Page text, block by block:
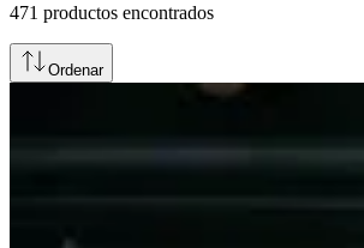
471 productos encontrados
Ordenar